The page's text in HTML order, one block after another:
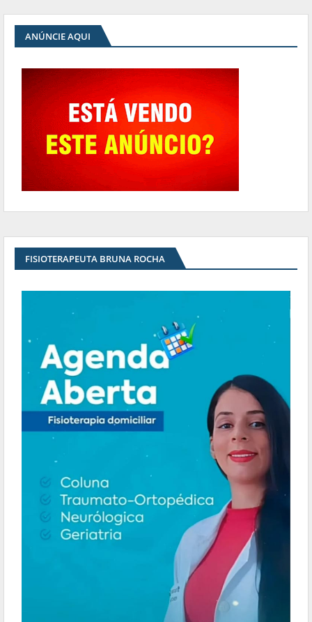
ANÚNCIE AQUI
FISIOTERAPEUTA BRUNA ROCHA